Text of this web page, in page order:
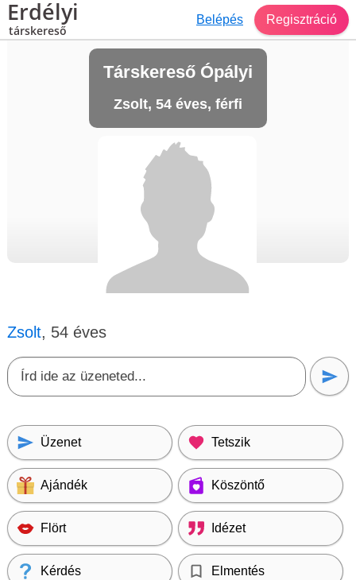
Erdélyi
társkereső
Belépés Regisztráció
Társkereső Ópályi
Zsolt, 54 éves, férfi
Zsolt, 54 éves
Üzenet Tetszik
Ajándék Köszöntő
Flört Idézet
Kérdés Elmentés